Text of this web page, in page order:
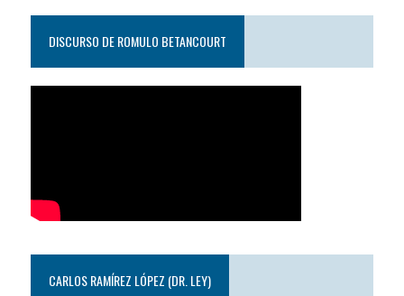
DISCURSO DE ROMULO BETANCOURT
CARLOS RAMÍREZ LÓPEZ (DR. LEY)